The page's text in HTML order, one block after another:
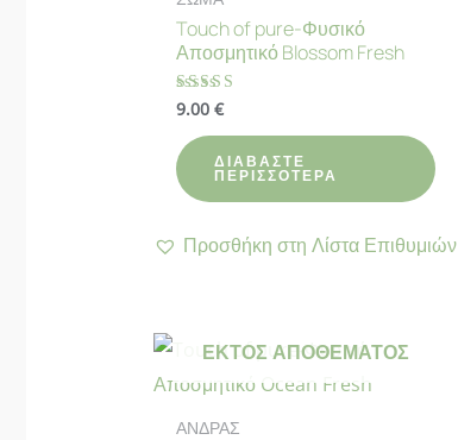
Touch of pure-Φυσικό
Αποσμητικό Blossom Fresh
Βαθμολογήθηκε
4.91
από 5
9.00 €
ΔΙΑΒΆΣΤΕ
ΠΕΡΙΣΣΌΤΕΡΑ
Προσθήκη στη Λίστα Επιθυμιών
ΕΚΤΌΣ ΑΠΟΘΈΜΑΤΟΣ
ΑΝΔΡΑΣ